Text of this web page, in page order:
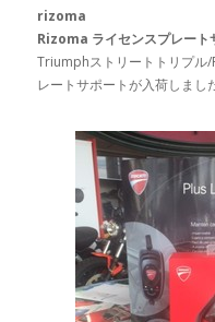
rizoma
Rizoma ライセンスプレート
Triumphストリートトリプル/
レートサポートが入荷しまし